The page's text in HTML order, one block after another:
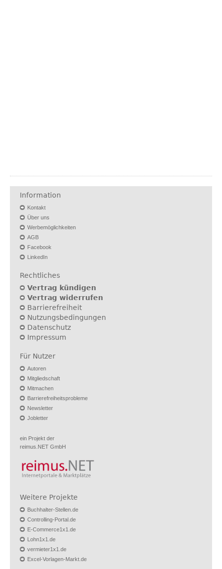
Information
Kontakt
Über uns
Werbemöglichkeiten
AGB
Facebook
LinkedIn
Rechtliches
Vertrag kündigen
Vertrag widerrufen
Barrierefreiheit
Nutzungsbedingungen
Datenschutz
Impressum
Für Nutzer
Autoren
Mitgliedschaft
Mitmachen
Barrierefreiheitsprobleme
Newsletter
Jobletter
ein Projekt der
reimus.NET GmbH
Weitere Projekte
Buchhalter-Stellen.de
Controlling-Portal.de
E-Commerce1x1.de
Lohn1x1.de
vermieter1x1.de
Excel-Vorlagen-Markt.de